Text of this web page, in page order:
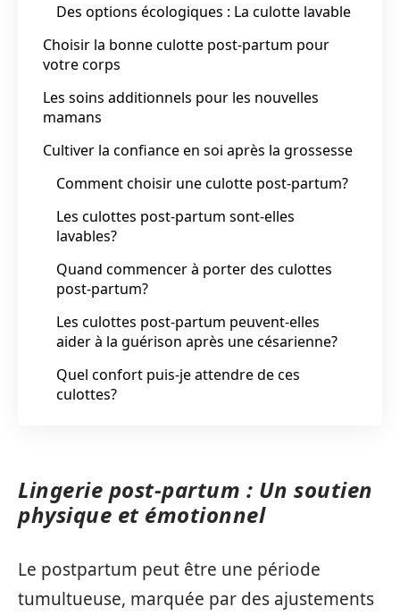
Des options écologiques : La culotte lavable
Choisir la bonne culotte post-partum pour
votre corps
Les soins additionnels pour les nouvelles
mamans
Cultiver la confiance en soi après la grossesse
Comment choisir une culotte post-partum?
Les culottes post-partum sont-elles
lavables?
Quand commencer à porter des culottes
post-partum?
Les culottes post-partum peuvent-elles
aider à la guérison après une césarienne?
Quel confort puis-je attendre de ces
culottes?
Lingerie post-partum : Un soutien
physique et émotionnel
Le postpartum peut être une période
tumultueuse, marquée par des ajustements